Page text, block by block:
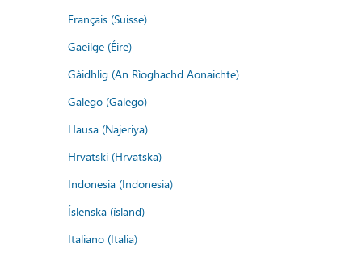
Français (Suisse)
Gaeilge (Éire)
Gàidhlig (An Rìoghachd Aonaichte)
Galego (Galego)
Hausa (Najeriya)
Hrvatski (Hrvatska)
Indonesia (Indonesia)
Íslenska (ísland)
Italiano (Italia)